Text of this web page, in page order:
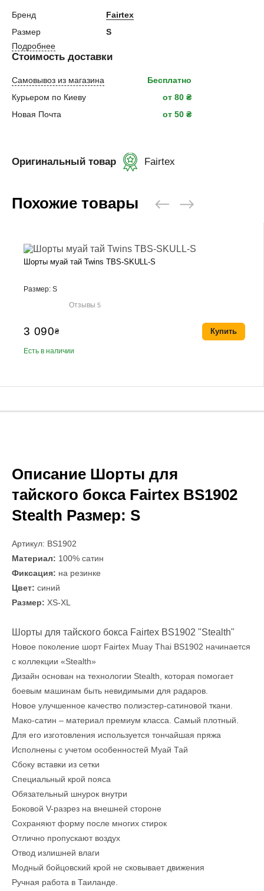
Бренд
Fairtex
Размер
S
Подробнее
Стоимость доставки
Самовывоз из магазина
Бесплатно
Курьером по Киеву
от 80 ₴
Новая Почта
от 50 ₴
Оригинальный товар Fairtex
Похожие товары
Шорты муай тай Twins TBS-SKULL-S
Размер: S
Отзывы5
3 090₴
Есть в наличии
Купить
Описание Шорты для
тайского бокса Fairtex BS1902
Stealth Размер: S
Артикул: BS1902
Материал: 100% сатин
Фиксация: на резинке
Цвет: синий
Размер: XS-XL
Шорты для тайского бокса Fairtex BS1902 "Stealth"
Новое поколение шорт Fairtex Muay Thai BS1902 начинается
с коллекции «Stealth»
Дизайн основан на технологии Stealth, которая помогает
боевым машинам быть невидимыми для радаров.
Новое улучшенное качество полиэстер-сатиновой ткани.
Мако-сатин – материал премиум класса. Самый плотный.
Для его изготовления используется тончайшая пряжа
Исполнены с учетом особенностей Муай Тай
Сбоку вставки из сетки
Специальный крой пояса
Обязательный шнурок внутри
Боковой V-разрез на внешней стороне
Сохраняют форму после многих стирок
Отлично пропускают воздух
Отвод излишней влаги
Модный бойцовский крой не сковывает движения
Ручная работа в Таиланде.